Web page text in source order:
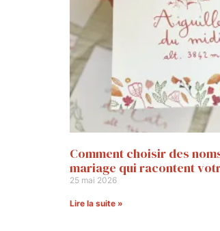
Comment choisir des
mariage qui racontent
25 mai 2026
Lire la suite »